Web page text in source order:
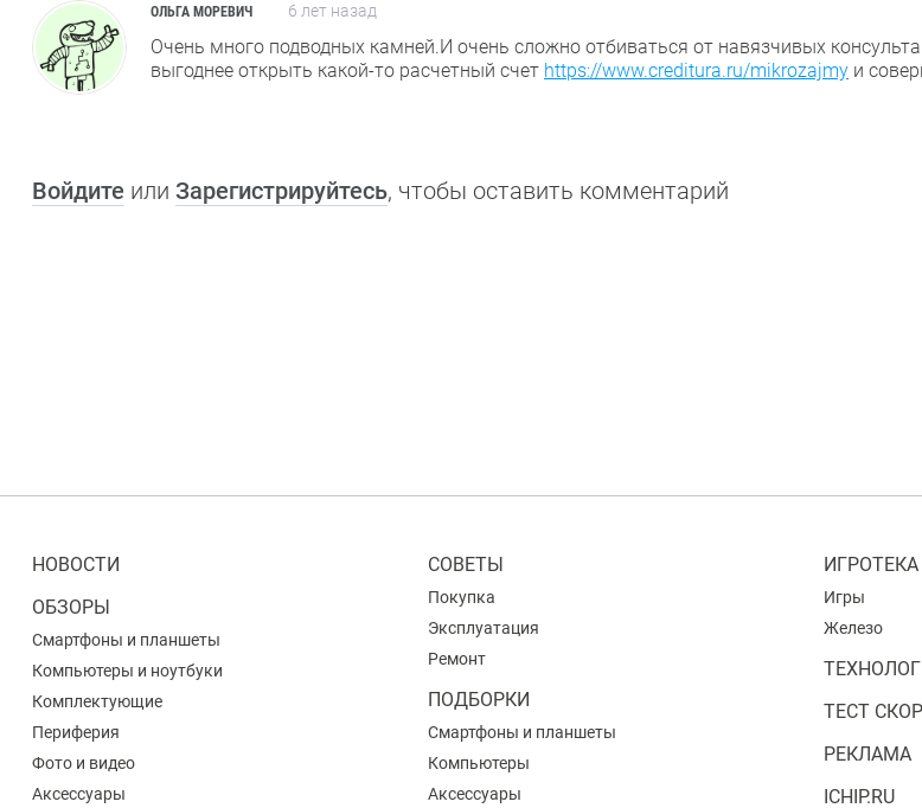
ОЛЬГА МОРЕВИЧ 6 лет назад
Очень много подводных камней.И очень сложно отбиваться от навязчивых
выгоднее открыть какой-то расчетный счет https://www.creditura.ru/mikrozajmy и
Войдите или Зарегистрируйтесь, чтобы оставить комментарий
НОВОСТИ
ОБЗОРЫ
Смартфоны и планшеты
Компьютеры и ноутбуки
Комплектующие
Периферия
Фото и видео
Аксессуары
СОВЕТЫ
Покупка
Эксплуатация
Ремонт
ПОДБОРКИ
Смартфоны и планшеты
Компьютеры
Аксессуары
ИГРОТЕКА
Игры
Железо
ТЕСТ
РЕКЛАМА
ICHIP.RU